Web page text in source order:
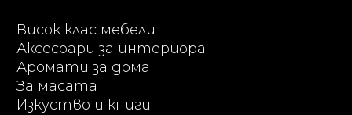
Висок клас мебели
Аксесоари за интериора
Аромати за дома
За масата
Изкуство и книги